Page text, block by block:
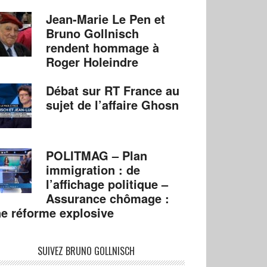
Jean-Marie Le Pen et
Bruno Gollnisch
rendent hommage à
Roger Holeindre
Débat sur RT France au
sujet de l’affaire Ghosn
POLITMAG – Plan
immigration : de
l’affichage politique –
Assurance chômage :
réforme explosive
SUIVEZ BRUNO GOLLNISCH